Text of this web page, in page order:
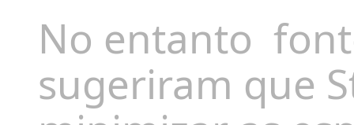
No entanto
sugeriram que